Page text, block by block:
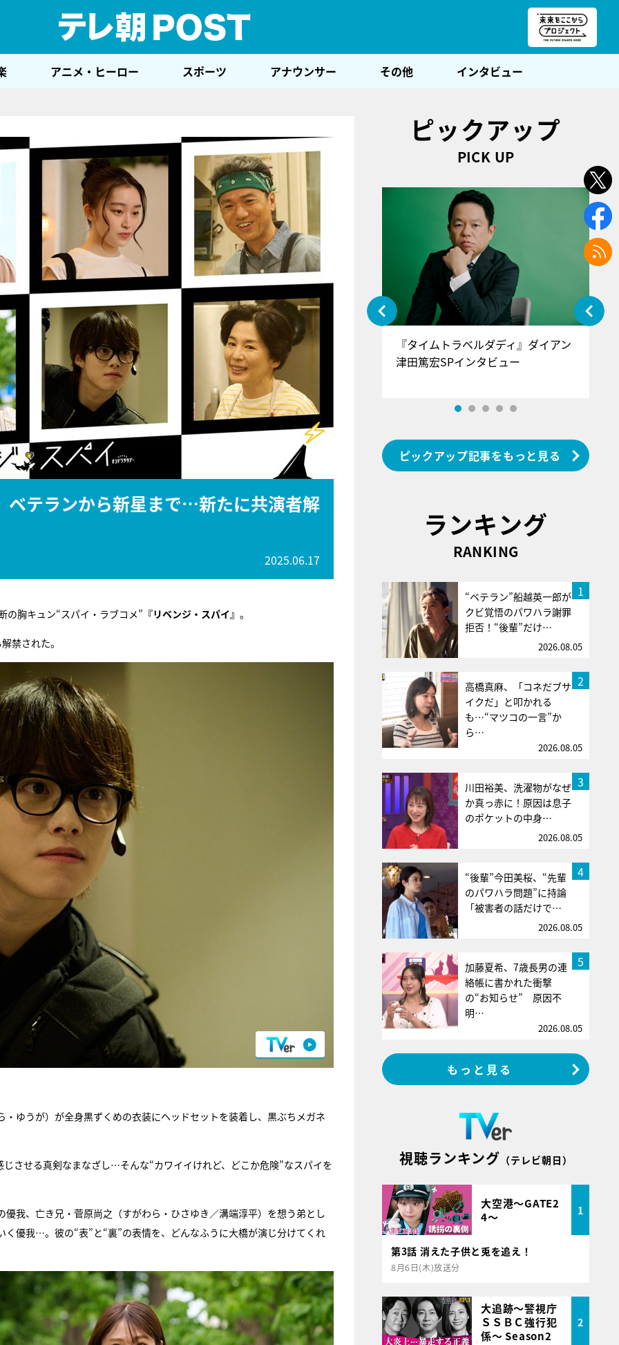
アニメ・ヒーロー スポーツ アナウンサー その他 インタビュー
ベテランから新星まで…新たに共演者解
2025.06.17
胸キュン“スパイ・ラブコメ” 『リベンジ・スパイ』 。
禁された。
ゆうが）が全身黒ずくめの衣装にヘッドセットを装着し、黒ぶちメガネ
させる真剣なまなざし…そんな“カワイイけれど、どこか危険”なスパイを
我、亡き兄・菅原尚之（すがわら・ひさゆき／溝端淳平）を想う弟とし
優我…。彼の“表”と“裏”の表情を、どんなふうに大橋が演じ分けてくれ
ピックアップ
PICK UP
『アイ＝ラブ！げーみんぐ』＝LOV
E齋藤樹愛羅＆佐々木舞香SPインタ
『タイムトラベルダディ』ダイアン
津田篤宏SPインタビュー
ピックアップ記事をもっと見る
ランキング
RANKING
1
“ベテラン”船越英一郎が
クビ覚悟のパワハラ謝罪
拒否！“後輩”だけ…
2026.08.05
2
高橋真麻、「コネだブサ
イクだ」と叩かれる
も…“マツコの一言”か
ら…
2026.08.05
3
川田裕美、洗濯物がなぜ
か真っ赤に！原因は息子
のポケットの中身…
2026.08.05
4
“後輩”今田美桜、“先輩
のパワハラ問題”に持論
「被害者の話だけで…
2026.08.05
5
加藤夏希、7歳長男の連
絡帳に書かれた衝撃
の“お知らせ” 原因不
明…
2026.08.05
もっと見る
視聴ランキング （テレビ朝日）
大空港～GATE2
4～
1
第3話 消えた子供と兎を追え！
8月6日(木)放送分
大追跡～警視庁
ＳＳＢＣ強行犯
係～ Season2
2